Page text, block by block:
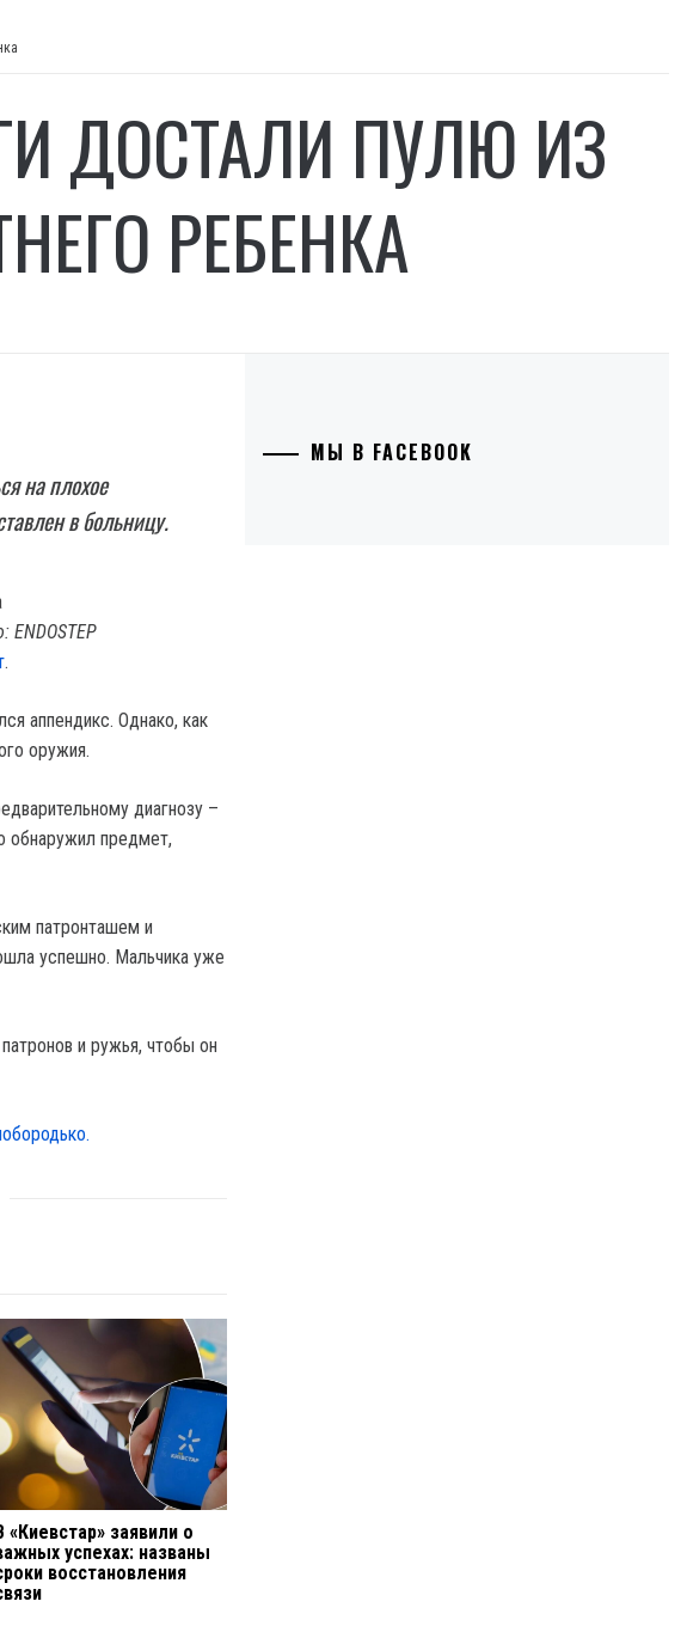
ДОСТАЛИ ПУЛЮ ИЗ
РЕБЕНКА
на плохое
в больницу.
ENDOSTEP
.
аппендикс. Однако, как
оружия.
диагнозу –
обнаружил предмет,
патронташем и
успешно. Мальчика уже
и ружья, чтобы он
«Киевстар» заявили о
успехах: названы
восстановления
МЫ В FACEBOOK